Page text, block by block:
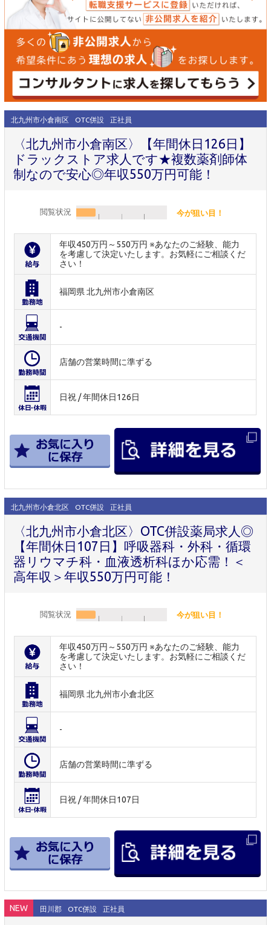
北九州市小倉南区 OTC併設 正社員
〈北九州市小倉南区〉【年間休日126日】
ドラックストア求人です★複数薬剤師体
制なので安心◎年収550万円可能！
閲覧状況 今が狙い目！
年収450万円～550万円 ※あなたのご経験、能力
を考慮して決定いたします。お気軽にご相談くだ
さい！
福岡県 北九州市小倉南区
-
店舗の営業時間に準ずる
日祝 / 年間休日126日
北九州市小倉北区 OTC併設 正社員
〈北九州市小倉北区〉OTC併設薬局求人◎
【年間休日107日】呼吸器科・外科・循環
器リウマチ科・血液透析科ほか応需！＜
高年収＞年収550万円可能！
閲覧状況 今が狙い目！
年収450万円～550万円 ※あなたのご経験、能力
を考慮して決定いたします。お気軽にご相談くだ
さい！
福岡県 北九州市小倉北区
-
店舗の営業時間に準ずる
日祝 / 年間休日107日
NEW 田川郡 OTC併設 正社員